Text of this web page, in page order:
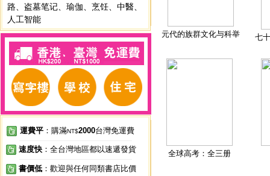
路
盗墓笔记 瑜伽 烹饪 中醫
人工智能
運費平 ：購滿NT$2000台灣免運費
速度快 ：全台灣地區都以速遞發貨
書價低 ：歡迎與任何同類書店比價
元代的族群文化与科举 七
全球高考：全三册